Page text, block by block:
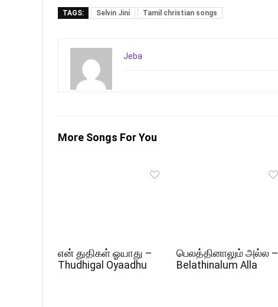
TAGS: Selvin Jini Tamil christian songs
Jeba
More Songs For You
என் துதிகள் ஓயாது –
Thudhigal Oyaadhu
பெலத்தினாலும் அல்ல –
Belathinalum Alla